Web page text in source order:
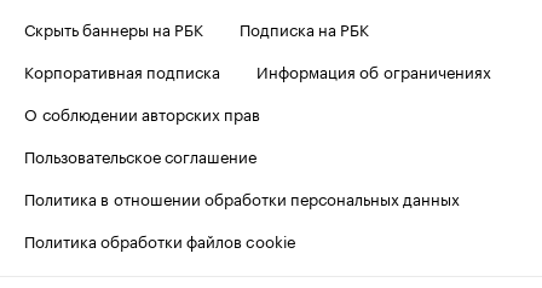
Скрыть баннеры на РБК
Подписка на РБК
Корпоративная подписка
Информация об ограничениях
О соблюдении авторских прав
Пользовательское соглашение
Политика в отношении обработки персональных данных
Политика обработки файлов cookie